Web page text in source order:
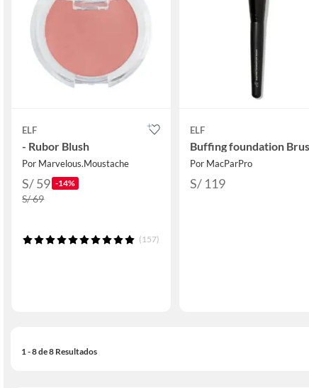
ELF
- Rubor Blush
Por Marvelous.Moustache
S/ 59 -14%
S/ 69
(157)
ELF
Buffing foundation
Por MacParPro
S/ 119
1 - 8 de 8 Resultados